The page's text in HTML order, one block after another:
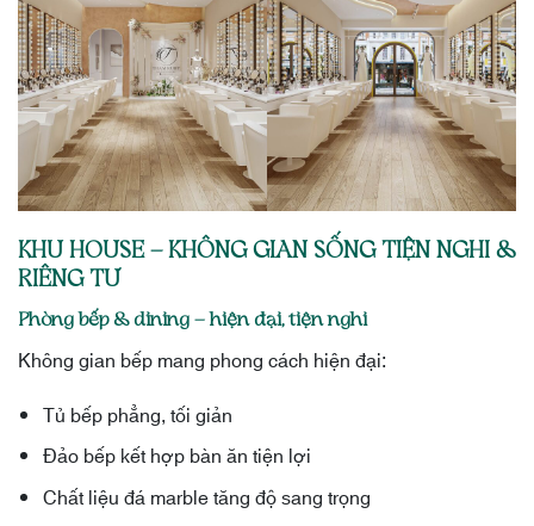
KHU HOUSE – KHÔNG GIAN SỐNG TIỆN NGHI &
RIÊNG TƯ
Phòng bếp & dining – hiện đại, tiện nghi
Không gian bếp mang phong cách hiện đại:
Tủ bếp phẳng, tối giản
Đảo bếp kết hợp bàn ăn tiện lợi
Chất liệu đá marble tăng độ sang trọng